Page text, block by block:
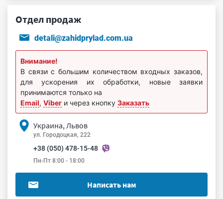
Отдел продаж
detali@zahidprylad.com.ua
Внимание!
В связи с большим количеством входных заказов,
для ускорения их обработки, новые заявки
принимаются только на
Email, Viber и через кнопку Заказать
Украина, Львов
ул. Городоцкая, 222
+38 (050) 478-15-48
Пн-Пт 8:00 - 18:00
Написать нам